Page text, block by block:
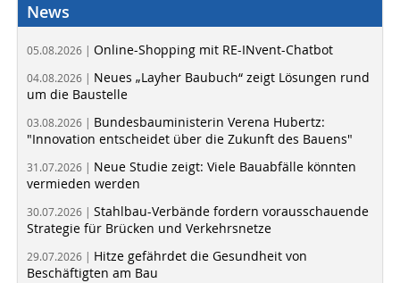
News
05.08.2026 | Online-Shopping mit RE-INvent-Chatbot
04.08.2026 | Neues „Layher Baubuch“ zeigt Lösungen rund
um die Baustelle
03.08.2026 | Bundesbauministerin Verena Hubertz:
"Innovation entscheidet über die Zukunft des Bauens"
31.07.2026 | Neue Studie zeigt: Viele Bauabfälle könnten
vermieden werden
30.07.2026 | Stahlbau-Verbände fordern vorausschauende
Strategie für Brücken und Verkehrsnetze
29.07.2026 | Hitze gefährdet die Gesundheit von
Beschäftigten am Bau